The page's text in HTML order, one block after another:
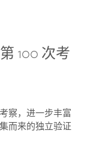
100 次考
察，进一步丰富
而来的独立验证